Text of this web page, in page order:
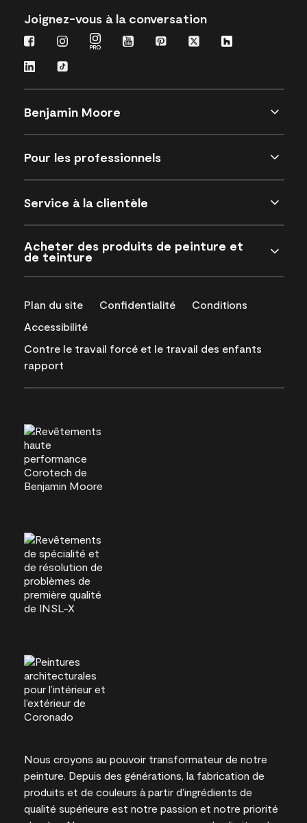
Joignez-vous à la conversation
Benjamin Moore
Pour les professionnels
Service à la clientèle
Acheter des produits de peinture et
de teinture
Plan du site Confidentialité
Conditions
Accessibilité
Contre le travail forcé et le travail des enfants
rapport
Nous croyons au pouvoir transformateur de notre
peinture. Depuis des générations, la fabrication de
produits et de couleurs à partir d’ingrédients de
qualité supérieure est notre passion et notre priorité